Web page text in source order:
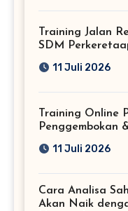
Training Jalan
SDM
11 Juli 2026
Training Online
Penggembokan
11 Juli 2026
Cara Analisa
Akan Naik